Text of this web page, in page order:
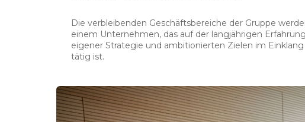
Die verbleibenden Geschäftsbereiche der Gruppe
einem Unternehmen, das auf der langjährigen
eigener Strategie und ambitionierten Zielen im
tätig ist.